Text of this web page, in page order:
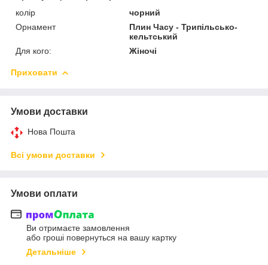
колір
чорний
Орнамент
Плин Часу - Трипільсько-
кельтський
Для кого:
Жіночі
Приховати
Умови доставки
Нова Пошта
Всі умови доставки
Умови оплати
Ви отримаєте замовлення
або гроші повернуться на вашу картку
Детальніше